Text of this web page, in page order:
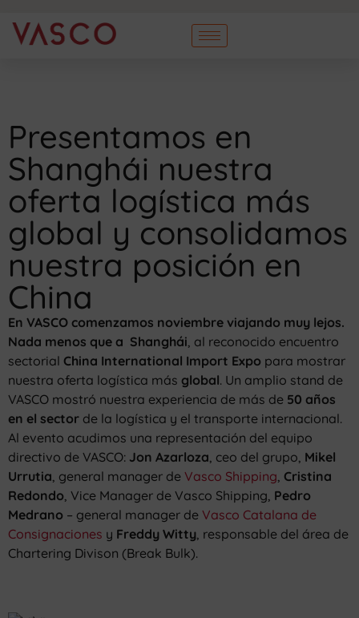
Presentamos en
Shanghái nuestra
oferta logística más
global y consolidamos
nuestra posición en
China
En VASCO comenzamos noviembre viajando muy lejos.
Nada menos que a Shanghái, al reconocido encuentro
sectorial China International Import Expo para mostrar
nuestra oferta logística más global. Un amplio stand de
VASCO mostró nuestra experiencia de más de 50 años
en el sector de la logística y el transporte internacional.
Al evento acudimos una representación del equipo
directivo de VASCO: Jon Azarloza, ceo del grupo, Mikel
Urrutia, general manager de Vasco Shipping, Cristina
Redondo, Vice Manager de Vasco Shipping, Pedro
Medrano – general manager de Vasco Catalana de
Consignaciones y Freddy Witty, responsable del área de
Chartering Divison (Break Bulk).